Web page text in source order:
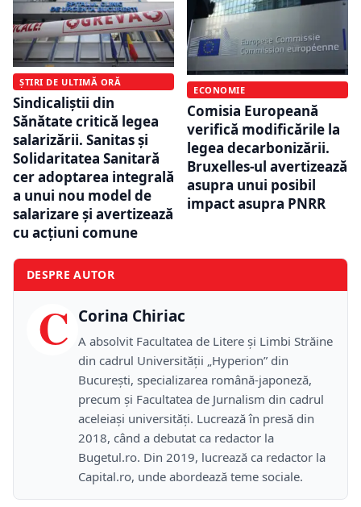
ȘTIRI DE ULTIMĂ ORĂ
Sindicaliștii din
Sănătate critică legea
salarizării. Sanitas și
Solidaritatea Sanitară
cer adoptarea integrală
a unui nou model de
salarizare și avertizează
cu acțiuni comune
ECONOMIE
Comisia Europeană
verifică modificările la
legea decarbonizării.
Bruxelles-ul avertizează
asupra unui posibil
impact asupra PNRR
DESPRE AUTOR
C Corina Chiriac
A absolvit Facultatea de Litere și Limbi Străine
din cadrul Universității „Hyperion” din
București, specializarea română-japoneză,
precum și Facultatea de Jurnalism din cadrul
aceleiași universități. Lucrează în presă din
2018, când a debutat ca redactor la
Bugetul.ro. Din 2019, lucrează ca redactor la
Capital.ro, unde abordează teme sociale.